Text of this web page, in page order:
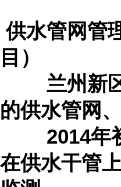
供水管网管
目）
兰州新区
的供水管网
2014年初
在供水干管